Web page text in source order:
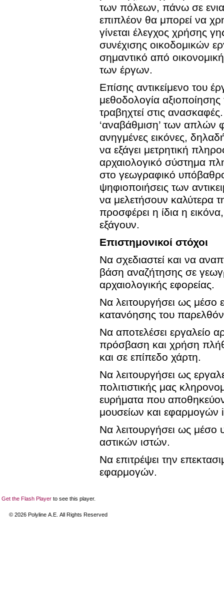
των πόλεων, πάνω σε
επιπλέον θα μπορεί να
γίνεται έλεγχος χρήσης
συνέχισης οικοδομικών
σημαντικό από
των έργων.
Επίσης αντικείμενο του
μεθοδολογία
τραβηχτεί στις
‘αναβάθμιση’ των απλών
ανηγμένες εικόνες,
να εξάγει μετρητική
αρχαιολογικό σύστημα
στο γεωγραφικό
ψηφιοποιήσεις των
να μελετήσουν καλύτερα
προσφέρει η ίδια η
εξάγουν.
Επιστημονικοί στόχοι
Να σχεδιαστεί και να
βάση αναζήτησης σε
αρχαιολογικής εφορείας.
Να λειτουργήσει ως μέσο
κατανόησης του
Να αποτελέσει εργαλείο
πρόσβαση και χρήση
και σε επίπεδο χάρτη.
Να λειτουργήσει ως
πολιτιστικής μας
ευρήματα που
μουσείων και
Να λειτουργήσει ως μέσο
αστικών ιστών.
Να επιτρέψει την
εφαρμογών.
Get the Flash Player to see this player.
© 2026 Polyline Α.Ε. All Rights Reserved